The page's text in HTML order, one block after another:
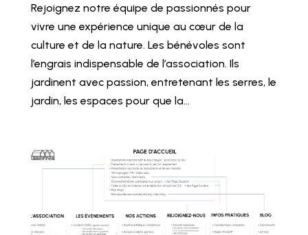
Rejoignez notre équipe de passionnés pour
vivre une expérience unique au cœur de la
culture et de la nature. Les bénévoles sont
l’engrais indispensable de l’association. Ils
jardinent avec passion, entretenant les serres, le
jardin, les espaces pour que la...